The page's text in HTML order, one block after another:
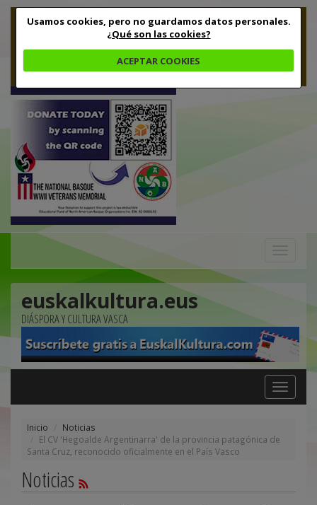
Usamos cookies, pero no guardamos datos personales.
¿Qué son las cookies?
ACEPTAR COOKIES
euskalkultura.eus
DIÁSPORA Y CULTURA VASCA
Toggle
navigation
Inicio
Noticias
El CV 'Hegoalde Argentinarra' de la provincia patagónica de
Santa Cruz, reconocido oficialmente en el País Vasco
Noticias